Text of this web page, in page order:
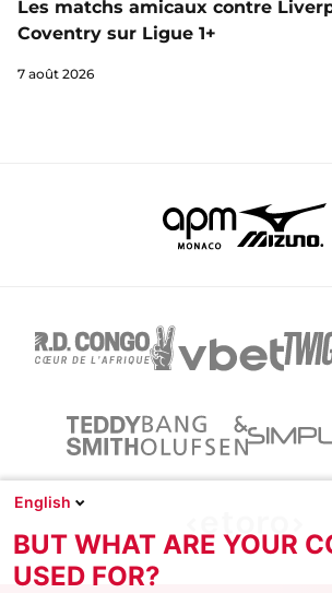
Les matchs amicaux contre
Coventry sur Ligue 1+
7 août 2026
English
BUT WHAT ARE YOUR
USED FOR?